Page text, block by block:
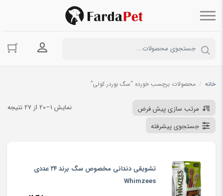
ورود به
خانه / محصولات برچسب خورده “سگ بوردر کولی”
نمایش 1–20 از 27 نتیجه
مرتب سازی پیش فرض
جستجوی پیشرفته
تشویقی دندانی مخصوص سگ برند ۲۴ عددی
Whimzees